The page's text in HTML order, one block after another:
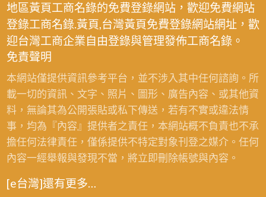
地區黃頁工商名錄的免費登錄網站，歡迎免費網站
登錄工商名錄.黃頁,台灣黃頁免費登錄網站網址，歡
迎台灣工商企業自由登錄與管理發佈工商名錄。
免責聲明
本網站僅提供資訊參考平台，並不涉入其中任何諮詢。所
載一切的資訊、文字、照片、圖形、廣告內容、或其他資
料，無論其為公開張貼或私下傳送，若有不實或違法情
事，均為『內容』提供者之責任，本網站概不負責也不承
擔任何法律責任，僅係提供不特定對象刊登之媒介。任何
內容一經舉報與發現不當，將立即刪除帳號與內容。
[e台灣]還有更多…